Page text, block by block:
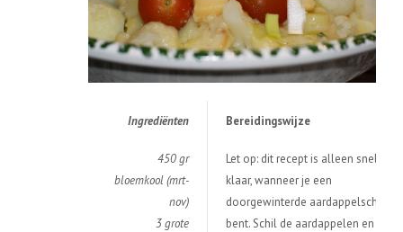
Ingrediënten Bereidingswijze
450 gr
bloemkool (mrt-
nov)
3 grote
Let op: dit recept is alleen snel
klaar, wanneer je een
doorgewinterde aardappelschiller
bent. Schil de aardappelen en